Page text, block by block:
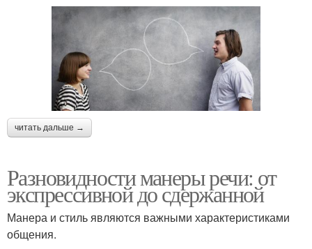
читать дальше →
Разновидности манеры речи: от
экспрессивной до сдержанной
Манера и стиль являются важными характеристиками
общения.